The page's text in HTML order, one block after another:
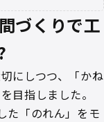
づくりで工
にしつつ、「かね
目指しました。
た「のれん」をモ